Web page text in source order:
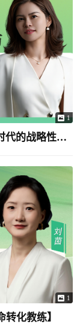
1
1.9日【睿思汇】 线下沙龙 《存量经济时代的战略性，人效提升实战工作坊》
1
转化教练】